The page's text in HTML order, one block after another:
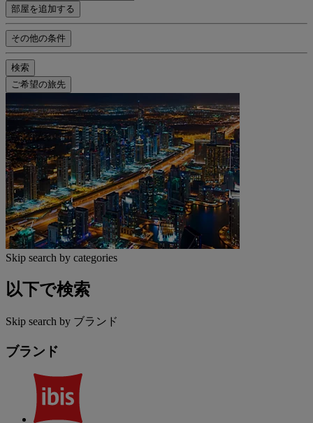
部屋を追加する
その他の条件
検索
ご希望の旅先
Skip search by categories
以下で検索
Skip search by ブランド
ブランド